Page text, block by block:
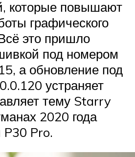
которые повышают
графического
это пришло
под номером
а обновление под
устраняет
тему Starry
2020 года
Pro.